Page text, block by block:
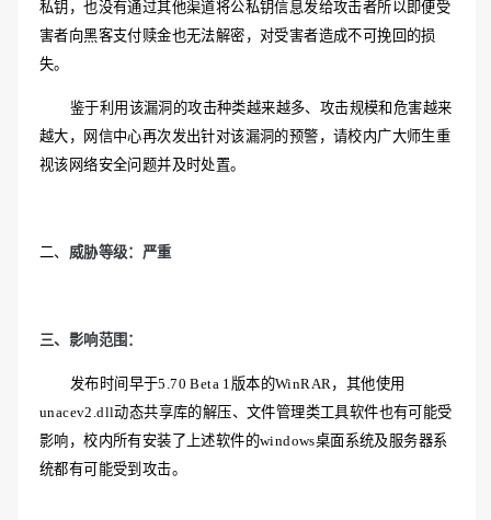
私钥，也没有通过其他渠道将公私钥信息发给攻击者所以即便受
害者向黑客支付赎金也无法解密，对受害者造成不可挽回的损
失。
鉴于利用该漏洞的攻击种类越来越多、攻击规模和危害越来
越大，网信中心再次发出针对该漏洞的预警，请校内广大师生重
视该网络安全问题并及时处置。
二、 威胁等级：严重
三、影响范围：
发布时间早于5.70 Beta 1版本的WinRAR，其他使用
unacev2.dll动态共享库的解压、文件管理类工具软件也有可能受
影响，校内所有安装了上述软件的windows桌面系统及服务器系
统都有可能受到攻击。